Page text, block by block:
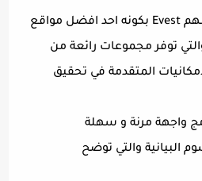
يشتهر برنامج تداول الاسهم Evest بكونه احد افضل مواقع
توفر مجموعات رائعة من
المتقدمة في تحقيق
واجهة مرنة و سهلة
البيانية والتي توضح